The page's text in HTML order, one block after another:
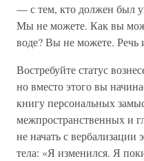
— с тем, кто должен был
Мы не можете. Как вы
воде? Вы не можете. Речь
Востребуйте статус
но вместо этого вы
книгу персональных
межпространственных и
не начать с вербализации
тела: «Я изменился. Я